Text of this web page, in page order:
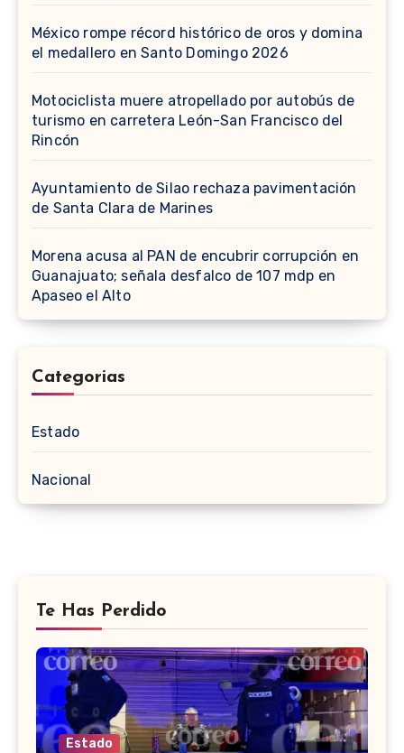
México rompe récord histórico de oros y domina
el medallero en Santo Domingo 2026
Motociclista muere atropellado por autobús de
turismo en carretera León-San Francisco del
Rincón
Ayuntamiento de Silao rechaza pavimentación
de Santa Clara de Marines
Morena acusa al PAN de encubrir corrupción en
Guanajuato; señala desfalco de 107 mdp en
Apaseo el Alto
Categorias
Estado
Nacional
Te Has Perdido
Estado